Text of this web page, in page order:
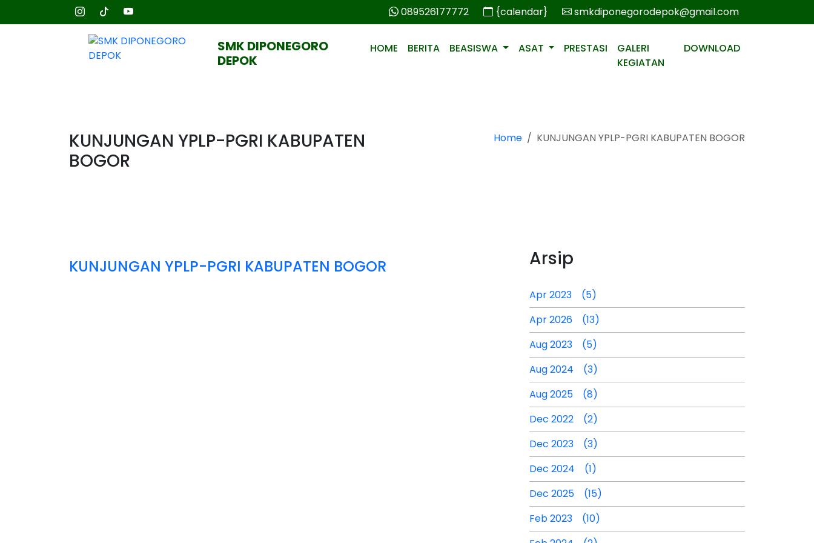
089526177772 {calendar} smkdiponegorodepok@gmail.com
SMK DIPONEGORO
DEPOK
HOME BERITA BEASISWA ASAT PRESTASI
GALERI
KEGIATAN
DOWNLOAD
KUNJUNGAN YPLP-PGRI KABUPATEN
BOGOR
Home KUNJUNGAN YPLP-PGRI KABUPATEN BOGOR
KUNJUNGAN YPLP-PGRI KABUPATEN BOGOR Arsip
Apr 2023 (5)
Apr 2026 (13)
Aug 2023 (5)
Aug 2024 (3)
Aug 2025 (8)
Dec 2022 (2)
Dec 2023 (3)
Dec 2024 (1)
Dec 2025 (15)
Feb 2023 (10)